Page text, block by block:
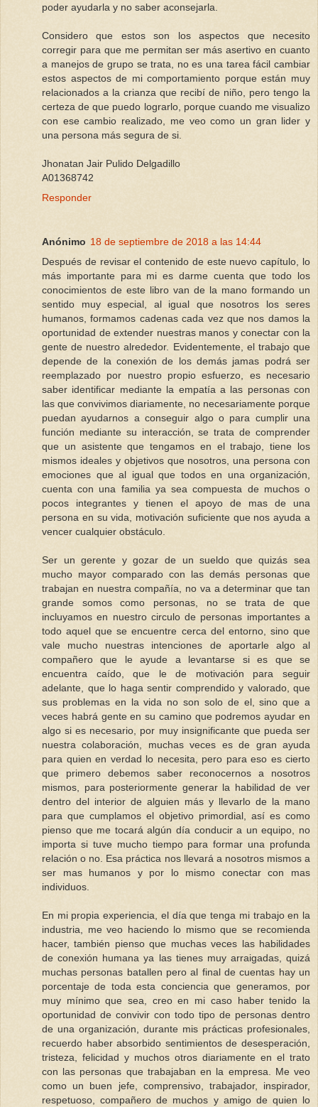
poder ayudarla y no saber aconsejarla.
Considero que estos son los aspectos que necesito
corregir para que me permitan ser más asertivo en cuanto
a manejos de grupo se trata, no es una tarea fácil cambiar
estos aspectos de mi comportamiento porque están muy
relacionados a la crianza que recibí de niño, pero tengo la
certeza de que puedo lograrlo, porque cuando me visualizo
con ese cambio realizado, me veo como un gran lider y
una persona más segura de si.
Jhonatan Jair Pulido Delgadillo
A01368742
Responder
Anónimo 18 de septiembre de 2018 a las 14:44
Después de revisar el contenido de este nuevo capítulo, lo
más importante para mi es darme cuenta que todo los
conocimientos de este libro van de la mano formando un
sentido muy especial, al igual que nosotros los seres
humanos, formamos cadenas cada vez que nos damos la
oportunidad de extender nuestras manos y conectar con la
gente de nuestro alrededor. Evidentemente, el trabajo que
depende de la conexión de los demás jamas podrá ser
reemplazado por nuestro propio esfuerzo, es necesario
saber identificar mediante la empatía a las personas con
las que convivimos diariamente, no necesariamente porque
puedan ayudarnos a conseguir algo o para cumplir una
función mediante su interacción, se trata de comprender
que un asistente que tengamos en el trabajo, tiene los
mismos ideales y objetivos que nosotros, una persona con
emociones que al igual que todos en una organización,
cuenta con una familia ya sea compuesta de muchos o
pocos integrantes y tienen el apoyo de mas de una
persona en su vida, motivación suficiente que nos ayuda a
vencer cualquier obstáculo.
Ser un gerente y gozar de un sueldo que quizás sea
mucho mayor comparado con las demás personas que
trabajan en nuestra compañía, no va a determinar que tan
grande somos como personas, no se trata de que
incluyamos en nuestro circulo de personas importantes a
todo aquel que se encuentre cerca del entorno, sino que
vale mucho nuestras intenciones de aportarle algo al
compañero que le ayude a levantarse si es que se
encuentra caído, que le de motivación para seguir
adelante, que lo haga sentir comprendido y valorado, que
sus problemas en la vida no son solo de el, sino que a
veces habrá gente en su camino que podremos ayudar en
algo si es necesario, por muy insignificante que pueda ser
nuestra colaboración, muchas veces es de gran ayuda
para quien en verdad lo necesita, pero para eso es cierto
que primero debemos saber reconocernos a nosotros
mismos, para posteriormente generar la habilidad de ver
dentro del interior de alguien más y llevarlo de la mano
para que cumplamos el objetivo primordial, así es como
pienso que me tocará algún día conducir a un equipo, no
importa si tuve mucho tiempo para formar una profunda
relación o no. Esa práctica nos llevará a nosotros mismos a
ser mas humanos y por lo mismo conectar con mas
individuos.
En mi propia experiencia, el día que tenga mi trabajo en la
industria, me veo haciendo lo mismo que se recomienda
hacer, también pienso que muchas veces las habilidades
de conexión humana ya las tienes muy arraigadas, quizá
muchas personas batallen pero al final de cuentas hay un
porcentaje de toda esta conciencia que generamos, por
muy mínimo que sea, creo en mi caso haber tenido la
oportunidad de convivir con todo tipo de personas dentro
de una organización, durante mis prácticas profesionales,
recuerdo haber absorbido sentimientos de desesperación,
tristeza, felicidad y muchos otros diariamente en el trato
con las personas que trabajaban en la empresa. Me veo
como un buen jefe, comprensivo, trabajador, inspirador,
respetuoso, compañero de muchos y amigo de quien lo